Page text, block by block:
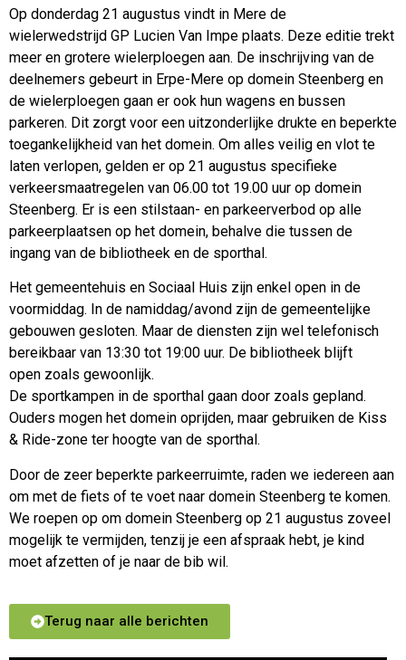
Op donderdag 21 augustus vindt in Mere de
wielerwedstrijd GP Lucien Van Impe plaats. Deze editie trekt
meer en grotere wielerploegen aan. De inschrijving van de
deelnemers gebeurt in Erpe-Mere op domein Steenberg en
de wielerploegen gaan er ook hun wagens en bussen
parkeren. Dit zorgt voor een uitzonderlijke drukte en beperkte
toegankelijkheid van het domein. Om alles veilig en vlot te
laten verlopen, gelden er op 21 augustus specifieke
verkeersmaatregelen van 06.00 tot 19.00 uur op domein
Steenberg. Er is een stilstaan- en parkeerverbod op alle
parkeerplaatsen op het domein, behalve die tussen de
ingang van de bibliotheek en de sporthal.
Het gemeentehuis en Sociaal Huis zijn enkel open in de
voormiddag. In de namiddag/avond zijn de gemeentelijke
gebouwen gesloten. Maar de diensten zijn wel telefonisch
bereikbaar van 13:30 tot 19:00 uur. De bibliotheek blijft
open zoals gewoonlijk.
De sportkampen in de sporthal gaan door zoals gepland.
Ouders mogen het domein oprijden, maar gebruiken de Kiss
& Ride-zone ter hoogte van de sporthal.
Door de zeer beperkte parkeerruimte, raden we iedereen aan
om met de fiets of te voet naar domein Steenberg te komen.
We roepen op om domein Steenberg op 21 augustus zoveel
mogelijk te vermijden, tenzij je een afspraak hebt, je kind
moet afzetten of je naar de bib wil.
Terug naar alle berichten